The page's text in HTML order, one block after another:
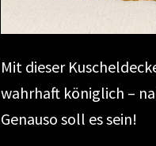
Mit dieser
wahrhaft königlich –
Genauso soll es sein!